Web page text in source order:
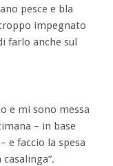
pesce e bla
impegnato
farlo anche sul
e mi sono messa
– in base
e faccio la spesa